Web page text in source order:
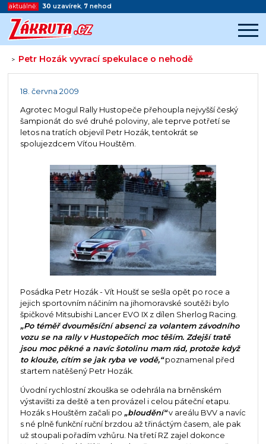
aktuálně: 30 uzavírek, 7 nehod
> Petr Hozák vyvrací spekulace o nehodě
Začátek reklamy
18. června 2009
Agrotec Mogul Rally Hustopeče přehoupla nejvyšší český
šampionát do své druhé poloviny, ale teprve potřetí se
letos na tratích objevil Petr Hozák, tentokrát se
spolujezdcem Víťou Houštěm.
Posádka Petr Hozák - Vít Houšť se sešla opět po roce a
jejich sportovním náčiním na jihomoravské soutěži bylo
špičkové Mitsubishi Lancer EVO IX z dílen Sherlog Racing.
„Po téměř dvouměsíční absenci za volantem závodního
vozu se na rally v Hustopečích moc těším. Zdejší tratě
jsou moc pěkné a navíc šotolinu mam rád, protože když
to klouže, cítím se jak ryba ve vodě,“poznamenal před
startem natěšený Petr Hozák.
Úvodní rychlostní zkouška se odehrála na brněnském
výstavišti za deště a ten provázel i celou páteční etapu.
Hozák s Houštěm začali po „bloudění“v areálu BVV a navíc
s né plně funkční ruční brzdou až třináctým časem, ale pak
už stoupali pořadím vzhůru. Na třetí RZ zajel dokonce